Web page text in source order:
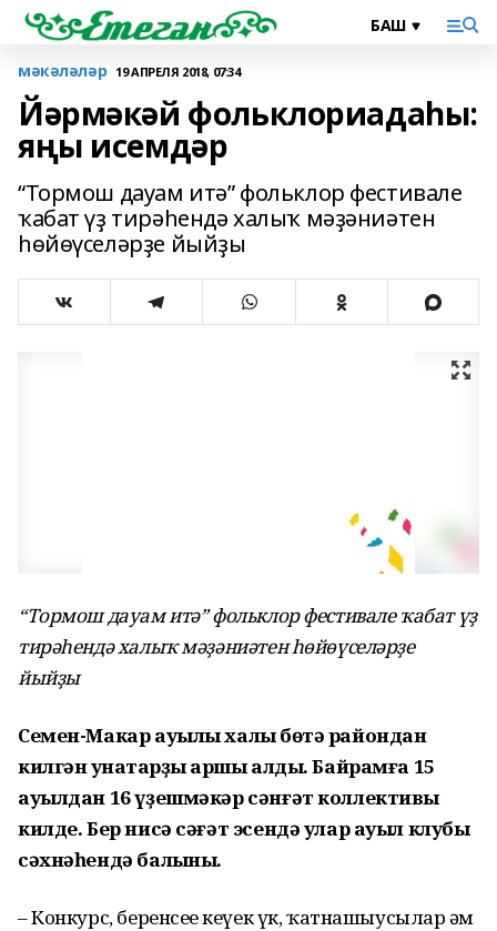
мәкәләләр 19 АПРЕЛЯ 2018, 07:34
Йәрмәкәй фольклориадаһы:
яңы исемдәр
“Тормош дауам итә” фольклор фестивале
ҡабат үҙ тирәһендә халыҡ мәҙәниәтен
һөйөүселәрҙе йыйҙы
“Тормош дауам итә” фольклор фестивале ҡабат үҙ
тирәһендә халыҡ мәҙәниәтен һөйөүселәрҙе
йыйҙы
Семен-Макар ауылы халҡы бөтә райондан
килгән ҡунаҡтарҙы ҡаршы алды. Байрамға 15
ауылдан 16 үҙешмәкәр сәнғәт коллективы
килде. Бер нисә сәғәт эсендә улар ауыл клубы
сәхнәһендә балҡыны.
– Конкурс, беренсеһе кеүек үк, ҡатнашыусылар һәм